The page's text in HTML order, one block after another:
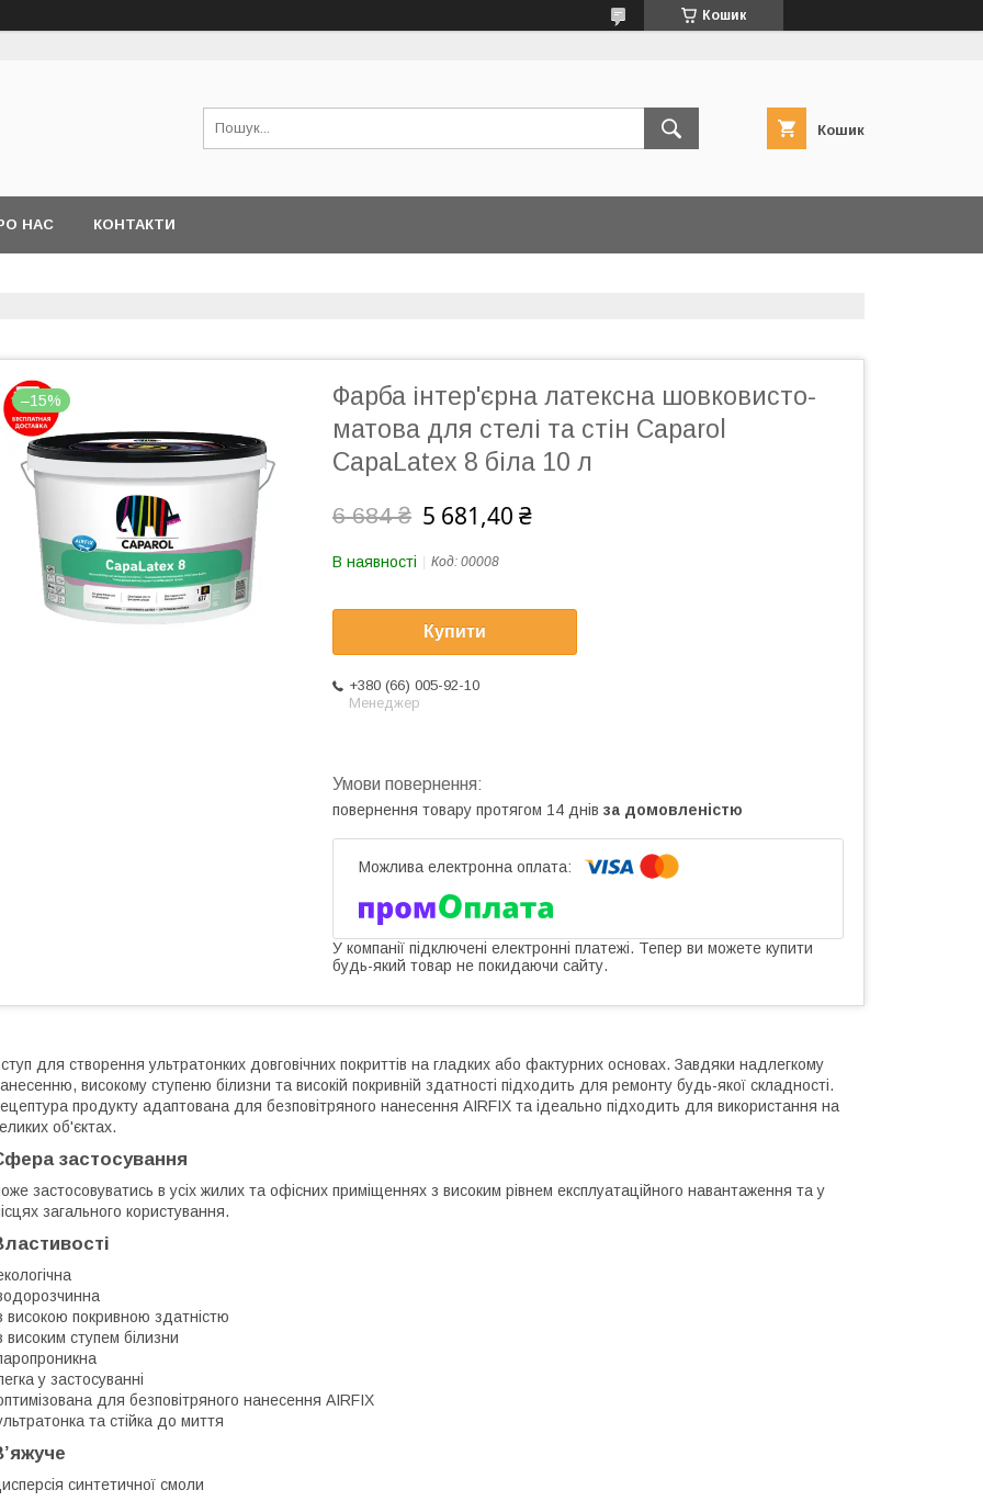
Кошик
Кошик
НАС КОНТАКТИ
–15%
Фарба інтер'єрна латексна шовковисто-
матова для стелі та стін Caparol
CapaLatex 8 біла 10 л
6 684 ₴ 5 681,40 ₴
В наявності Код: 00008
Купити
+380 (66) 005-92-10
Менеджер
повернення товару протягом 14 днів за домовленістю
У компанії підключені електронні платежі. Тепер ви можете купити
будь-який товар не покидаючи сайту.
для створення ультратонких довговічних покриттів на гладких або фактурних основах. Завдяки надлегкому
високому ступеню білизни та високій покривній здатності підходить для ремонту будь-якої складності.
продукту адаптована для безповітряного нанесення AIRFIX та ідеально підходить для використання на
об'єктах.
застосування
застосовуватись в усіх жилих та офісних приміщеннях з високим рівнем експлуатаційного навантаження та у
загального користування.
екологічна
водорозчинна
з високою покривною здатністю
з високим ступем білизни
паропроникна
легка у застосуванні
оптимізована для безповітряного нанесення AIRFIX
ультратонка та стійка до миття
синтетичної смоли